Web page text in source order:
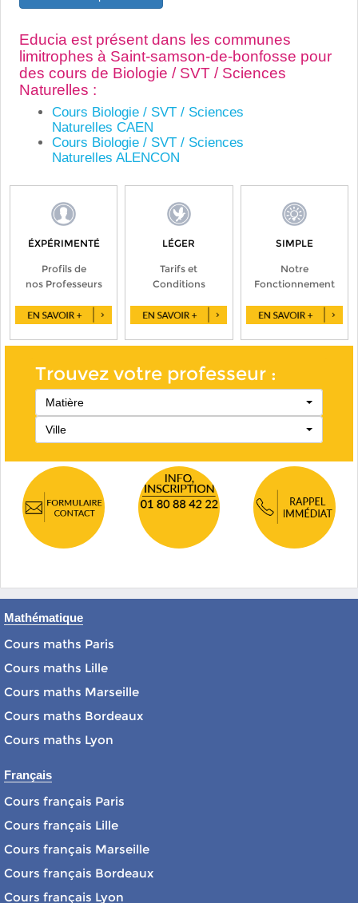
Educia est présent dans les communes
limitrophes à Saint-samson-de-bonfosse pour
des cours de Biologie / SVT / Sciences
Naturelles :
Cours Biologie / SVT / Sciences
Naturelles CAEN
Cours Biologie / SVT / Sciences
Naturelles ALENCON
ÉXPÉRIMENTÉ
Profils de
nos Professeurs
LÉGER
Tarifs et
Conditions
SIMPLE
Notre
Fonctionnement
Trouvez votre professeur :
Matière
Ville
Mathématique
Cours maths Paris
Cours maths Lille
Cours maths Marseille
Cours maths Bordeaux
Cours maths Lyon
Français
Cours français Paris
Cours français Lille
Cours français Marseille
Cours français Bordeaux
Cours français Lyon